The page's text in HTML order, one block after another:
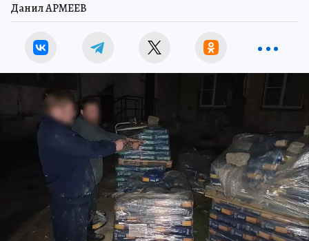
Данил АРМЕЕВ